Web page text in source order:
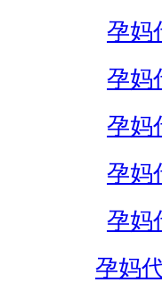
孕妈
孕妈
孕妈
孕妈
孕妈
孕妈